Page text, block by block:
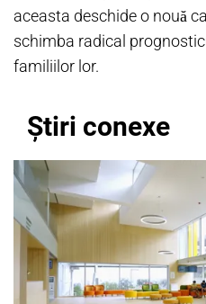
aceasta deschide o nouă
schimba radical
familiilor lor.
Știri conexe